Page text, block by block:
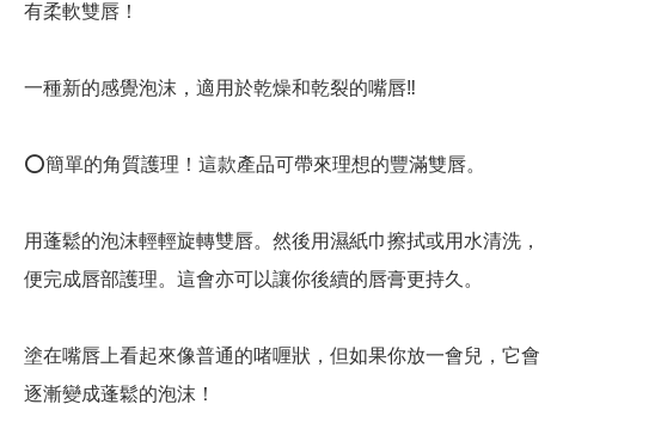
有柔軟雙唇！
一種新的感覺泡沫，適用於乾燥和乾裂的嘴唇‼️
⭕簡單的角質護理！這款產品可帶來理想的豐滿雙唇。
用蓬鬆的泡沫輕輕旋轉雙唇。然後用濕紙巾擦拭或用水清洗，
便完成唇部護理。這會亦可以讓你後續的唇膏更持久。
塗在嘴唇上看起來像普通的啫喱狀，但如果你放一會兒，它會
逐漸變成蓬鬆的泡沫！